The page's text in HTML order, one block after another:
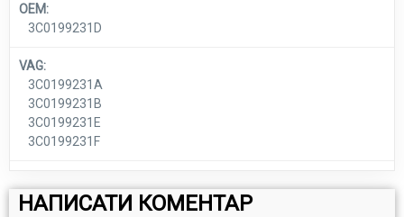
OEM:
3C0199231D
VAG:
3C0199231A
3C0199231B
3C0199231E
3C0199231F
НАПИСАТИ КОМЕНТАР